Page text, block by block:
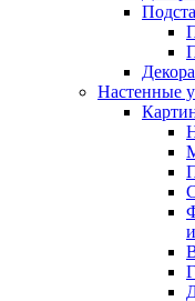
Настенные